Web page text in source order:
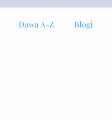
Dawa A-Z Blogi